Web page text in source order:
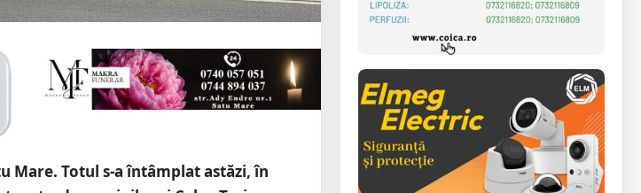
Mare. Totul s-a întâmplat astăzi, în